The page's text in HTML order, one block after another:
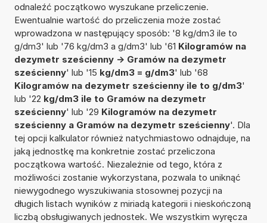
odnaleźć początkowo wyszukane przeliczenie.
Ewentualnie wartość do przeliczenia może zostać
wprowadzona w następujący sposób: '8 kg/dm3 ile to
g/dm3' lub '76 kg/dm3 a g/dm3' lub '61 Kilogramów na
dezymetr sześcienny -> Gramów na dezymetr
sześcienny' lub '15 kg/dm3 = g/dm3' lub '68
Kilogramów na dezymetr sześcienny ile to g/dm3'
lub '22 kg/dm3 ile to Gramów na dezymetr
sześcienny' lub '29 Kilogramów na dezymetr
sześcienny a Gramów na dezymetr sześcienny'. Dla
tej opcji kalkulator również natychmiastowo odnajduje, na
jaką jednostkę ma konkretnie zostać przeliczona
początkowa wartość. Niezależnie od tego, która z
możliwości zostanie wykorzystana, pozwala to uniknąć
niewygodnego wyszukiwania stosownej pozycji na
długich listach wyników z miriadą kategorii i nieskończoną
liczbą obsługiwanych jednostek. We wszystkim wyręcza